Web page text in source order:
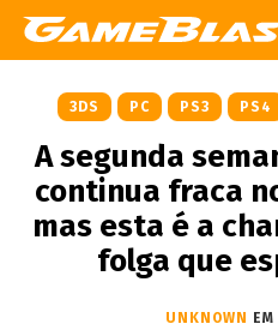
3DS PC PS3 PS4
A segunda
continua fraca
mas esta é a
folga que
UNKNOWN